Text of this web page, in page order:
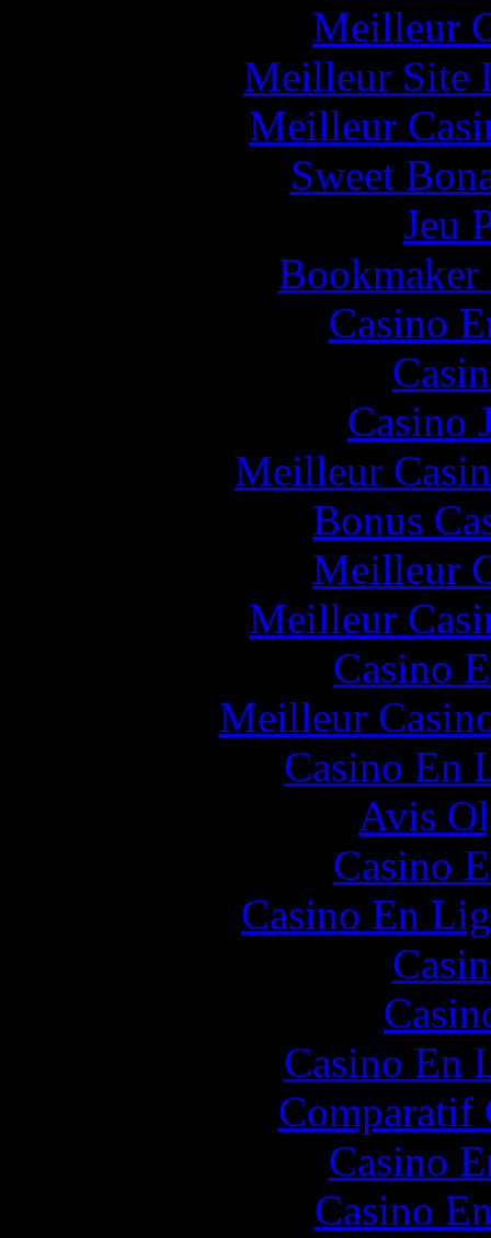
Meilleur
Meilleur Site
Meilleur
Sweet
Jeu
Casino
Casino
Meilleur
Bonus
Meilleur
Meilleur
Casino
Meilleur
Casino En
Avis
Casino
Casino En
Casino En
Comparatif
Casino
Casino